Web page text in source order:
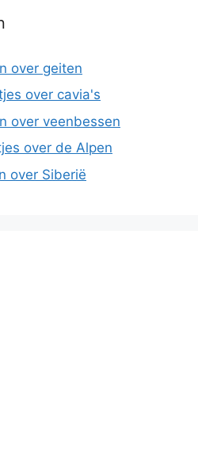
over geiten
over cavia's
over veenbessen
over de Alpen
over Siberië